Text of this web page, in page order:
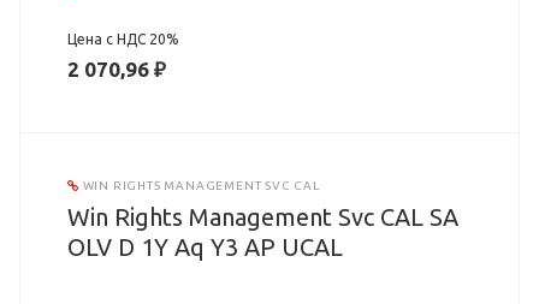
Цена с НДС 20%
2 070,96 ₽
WIN RIGHTS MANAGEMENT SVC CAL
Win Rights Management Svc CAL SA
OLV D 1Y Aq Y3 AP UCAL